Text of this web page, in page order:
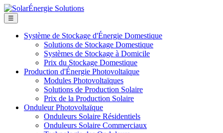
☰
Système de Stockage d'Énergie Domestique
Solutions de Stockage Domestique
Systèmes de Stockage à Domicile
Prix du Stockage Domestique
Production d'Énergie Photovoltaïque
Modules Photovoltaïques
Solutions de Production Solaire
Prix de la Production Solaire
Onduleur Photovoltaïque
Onduleurs Solaire Résidentiels
Onduleurs Solaire Commerciaux